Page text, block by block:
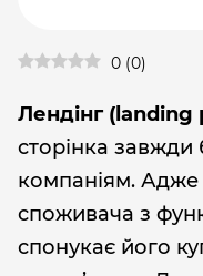
0 (0)
Лендінг (landing
сторінка завжди
компаніям.
споживача з
спонукає його